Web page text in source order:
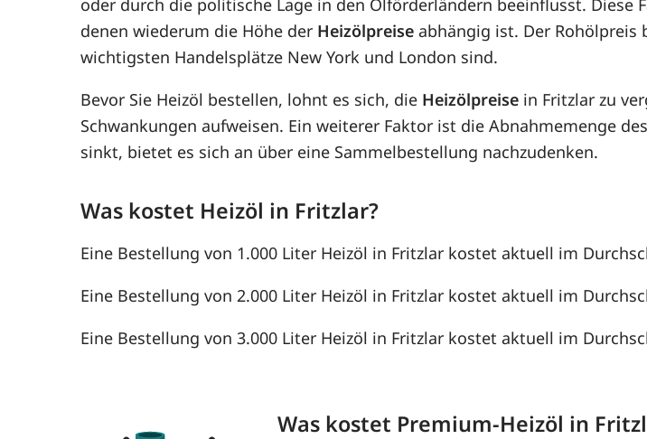
denen wiederum die Höhe der Heizölpreise abhängig ist. Der
wichtigsten Handelsplätze New York und London sind.
Bevor Sie Heizöl bestellen, lohnt es sich, die Heizölpreise in Fritzlar zu
Schwankungen aufweisen. Ein weiterer Faktor ist die Abnahmemenge des
sinkt, bietet es sich an über eine Sammelbestellung nachzudenken.
Was kostet Heizöl in Fritzlar?
Eine Bestellung von 1.000 Liter Heizöl in Fritzlar kostet aktuell im
Eine Bestellung von 2.000 Liter Heizöl in Fritzlar kostet aktuell im
Eine Bestellung von 3.000 Liter Heizöl in Fritzlar kostet aktuell im
Was kostet Premium-Heizöl in